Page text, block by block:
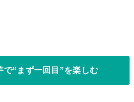
で“まず一回目”を楽しむ